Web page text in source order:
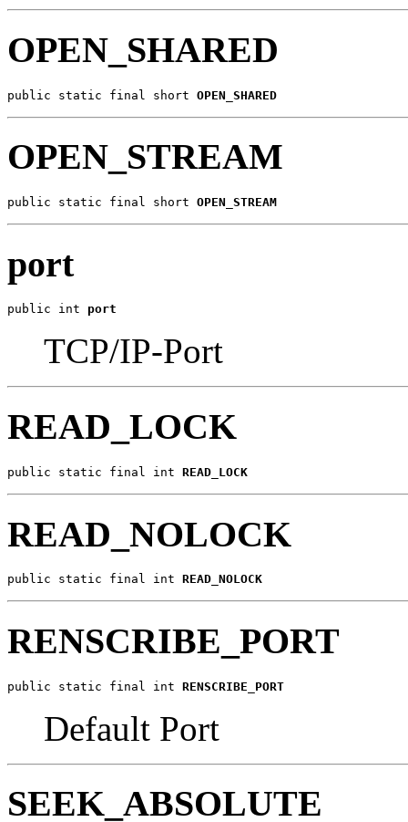
OPEN_SHARED
public static final short OPEN_SHARED
OPEN_STREAM
public static final short OPEN_STREAM
port
public int port
TCP/IP-Port
READ_LOCK
public static final int READ_LOCK
READ_NOLOCK
public static final int READ_NOLOCK
RENSCRIBE_PORT
public static final int RENSCRIBE_PORT
Default Port
SEEK_ABSOLUTE